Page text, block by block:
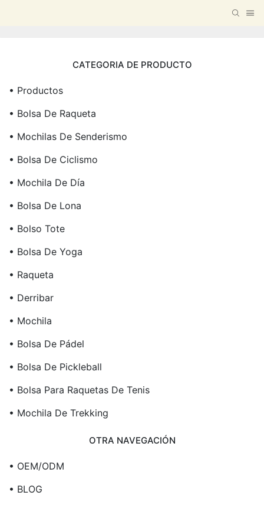
CATEGORIA DE PRODUCTO
• Productos
• Bolsa De Raqueta
• Mochilas De Senderismo
• Bolsa De Ciclismo
• Mochila De Día
• Bolsa De Lona
• Bolso Tote
• Bolsa De Yoga
• Raqueta
• Derribar
• Mochila
• Bolsa De Pádel
• Bolsa De Pickleball
• Bolsa Para Raquetas De Tenis
• Mochila De Trekking
OTRA NAVEGACIÓN
• OEM/ODM
• BLOG